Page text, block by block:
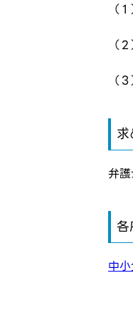
（
（
（
弁
中